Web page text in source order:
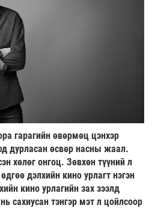
гарагийн өвөрмөц цэнхэр
дурласан өсвөр насны жаал.
хөлөг онгоц. Зөвхөн түүний л
дэлхийн кино урлагт нэгэн
кино урлагийн зах зээлд
сахиусан тэнгэр мэт л цойлсоор